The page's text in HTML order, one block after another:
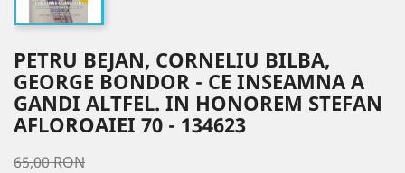
PETRU BEJAN, CORNELIU BILBA,
GEORGE BONDOR - CE INSEAMNA A
GANDI ALTFEL. IN HONOREM STEFAN
AFLOROAIEI 70 - 134623
65,00 RON